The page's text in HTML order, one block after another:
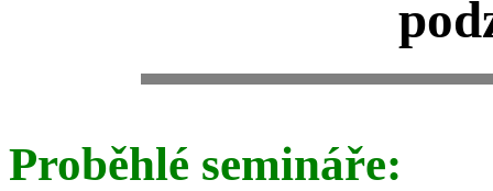
Proběhlé semináře: